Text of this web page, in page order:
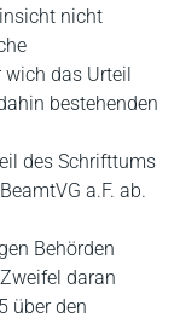
nicht
wich das Urteil
bestehenden
des Schrifttums
a.F. ab.
Behörden
daran
über den